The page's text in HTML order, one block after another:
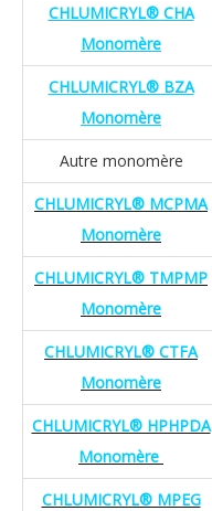
CHLUMICRYL® CHA
Monomère
CHLUMICRYL® BZA
Monomère
Autre monomère
CHLUMICRYL® MCPMA
Monomère
CHLUMICRYL® TMPMP
Monomère
CHLUMICRYL® CTFA
Monomère
CHLUMICRYL® HPHPDA
Monomère
CHLUMICRYL® MPEG